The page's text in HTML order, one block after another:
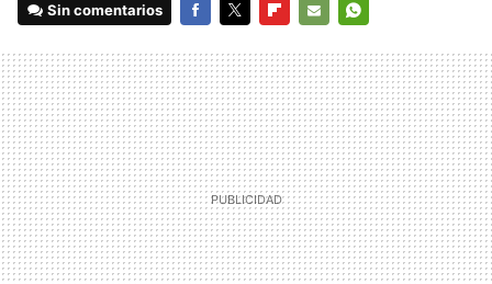
Sin comentarios
MAIL